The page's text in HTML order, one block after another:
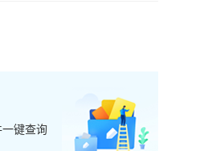
键查询